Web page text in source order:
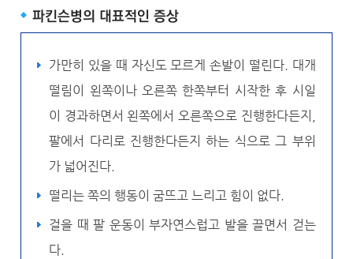
파킨슨병의 대표적인 증상
가만히 있을 때 자신도 모르게 손발이 떨린다. 대개
떨림이 왼쪽이나 오른쪽 한쪽부터 시작한 후 시일
이 경과하면서 왼쪽에서 오른쪽으로 진행한다든지,
팔에서 다리로 진행한다든지 하는 식으로 그 부위
가 넓어진다.
떨리는 쪽의 행동이 굼뜨고 느리고 힘이 없다.
걸을 때 팔 운동이 부자연스럽고 발을 끌면서 걷는
다.